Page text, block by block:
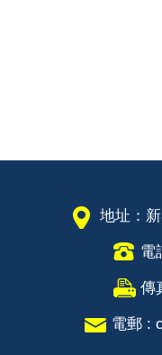
地址：
電
傳
電郵 :